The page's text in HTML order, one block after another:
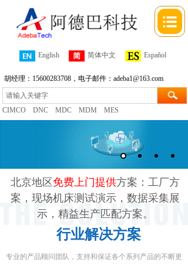
English 简体中文 Español
胡经理：15600283708，电子邮件：adeba1@163.com
CIMCO DNC MDC MDM MES
智能工厂：CIMCO方案提提供供商
北京地区 免费上门提供方案：工厂方
案，现场机床测试演示，数据采集展
示，精益生产匹配方案。
行业解决方案
专业的产品顾问团队，支持和保证各个系列产品的不断更